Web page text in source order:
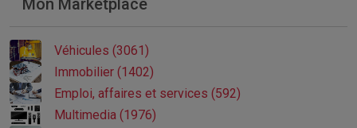
Mon Marketplace
Véhicules (3061)
Immobilier (1402)
Emploi, affaires et services (592)
Multimedia (1976)